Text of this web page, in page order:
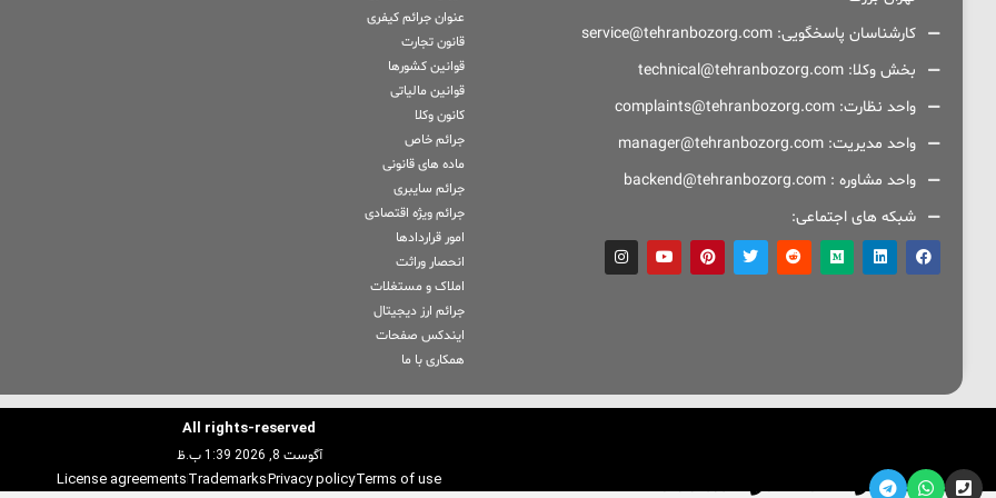
کارشناسان پاسخگویی: service@tehranbozorg.com
بخش وکلا: technical@tehranbozorg.com
واحد نظارت: complaints@tehranbozorg.com
واحد مدیریت: manager@tehranbozorg.com
واحد مشاوره : backend@tehranbozorg.com
شبکه های اجتماعی:
عنوان جرائم کیفری
قانون تجارت
قوانین کشورها
قوانین مالیاتی
کانون وکلا
جرائم خاص
ماده های قانونی
جرائم سایبری
جرائم ویژه اقتصادی
امور قراردادها
انحصار وراثت
املاک و مستغلات
جرائم ارز دیجیتال
ایندکس صفحات
همکاری با ما
All rights-reserved
آگوست 8, 2026 1:39 ب.ظ
Terms of use
Privacy policy
Trademarks
License agreements 021-91099193
093-39535772